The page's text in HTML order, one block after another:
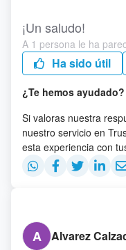
¡Un saludo!
A 1 persona le ha
Ha sido útil
¿Te hemos ayudado?
Si valoras nuestra
nuestro servicio en
esta experiencia con
A
Alvarez